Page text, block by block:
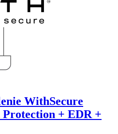
WithSecure
+ EDR +